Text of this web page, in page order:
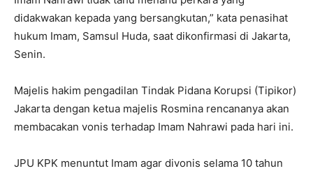
didakwakan kepada yang bersangkutan,” kata penasihat
hukum Imam, Samsul Huda, saat dikonfirmasi di Jakarta,
Senin.
Majelis hakim pengadilan Tindak Pidana Korupsi (Tipikor)
Jakarta dengan ketua majelis Rosmina rencananya akan
membacakan vonis terhadap Imam Nahrawi pada hari ini.
JPU KPK menuntut Imam agar divonis selama 10 tahun